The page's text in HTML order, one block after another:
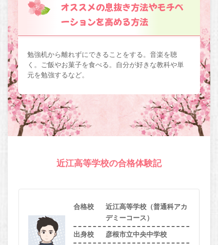
オススメの息抜き方法やモチベ
ーションを高める方法
勉強机から離れずにできることをする。音楽を聴
く。ご飯やお菓子を食べる。自分が好きな教科や単
元を勉強するなど。
近江高等学校の合格体験記
合格校
近江高等学校（普通科アカ
デミーコース）
出身校 彦根市立中央中学校